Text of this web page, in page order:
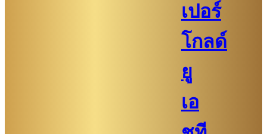
เปอร์
โกลด์
ยู
เอ